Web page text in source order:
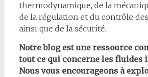
thermodynamique, de la
de la régulation et du contrôle
ainsi que de la sécurité.
Notre blog est une ressource
tout ce qui concerne les fluides
Nous vous encourageons à